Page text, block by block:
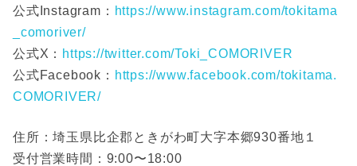
公式Instagram： https://www.instagram.com/tokitama
_comoriver/
公式X： https://twitter.com/Toki_COMORIVER
公式Facebook： https://www.facebook.com/tokitama.
COMORIVER/
住所：埼玉県比企郡ときがわ町大字本郷930番地１
受付営業時間：9:00〜18:00